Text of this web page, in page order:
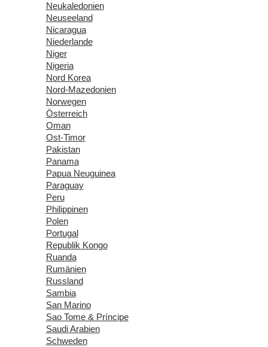
Neukaledonien
Neuseeland
Nicaragua
Niederlande
Niger
Nigeria
Nord Korea
Nord-Mazedonien
Norwegen
Österreich
Oman
Ost-Timor
Pakistan
Panama
Papua Neuguinea
Paraguay
Peru
Philippinen
Polen
Portugal
Republik Kongo
Ruanda
Rumänien
Russland
Sambia
San Marino
Sao Tome & Príncipe
Saudi Arabien
Schweden